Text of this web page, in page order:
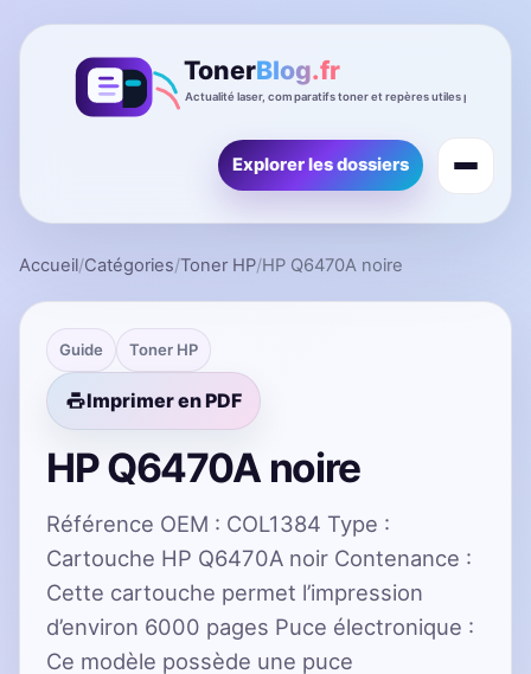
Explorer les dossiers
Accueil/Catégories/Toner HP/HP Q6470A noire
Guide Toner HP
Imprimer en PDF
HP Q6470A noire
Référence OEM : COL1384 Type :
Cartouche HP Q6470A noir Contenance :
Cette cartouche permet l’impression
d’environ 6000 pages Puce électronique :
Ce modèle possède une puce